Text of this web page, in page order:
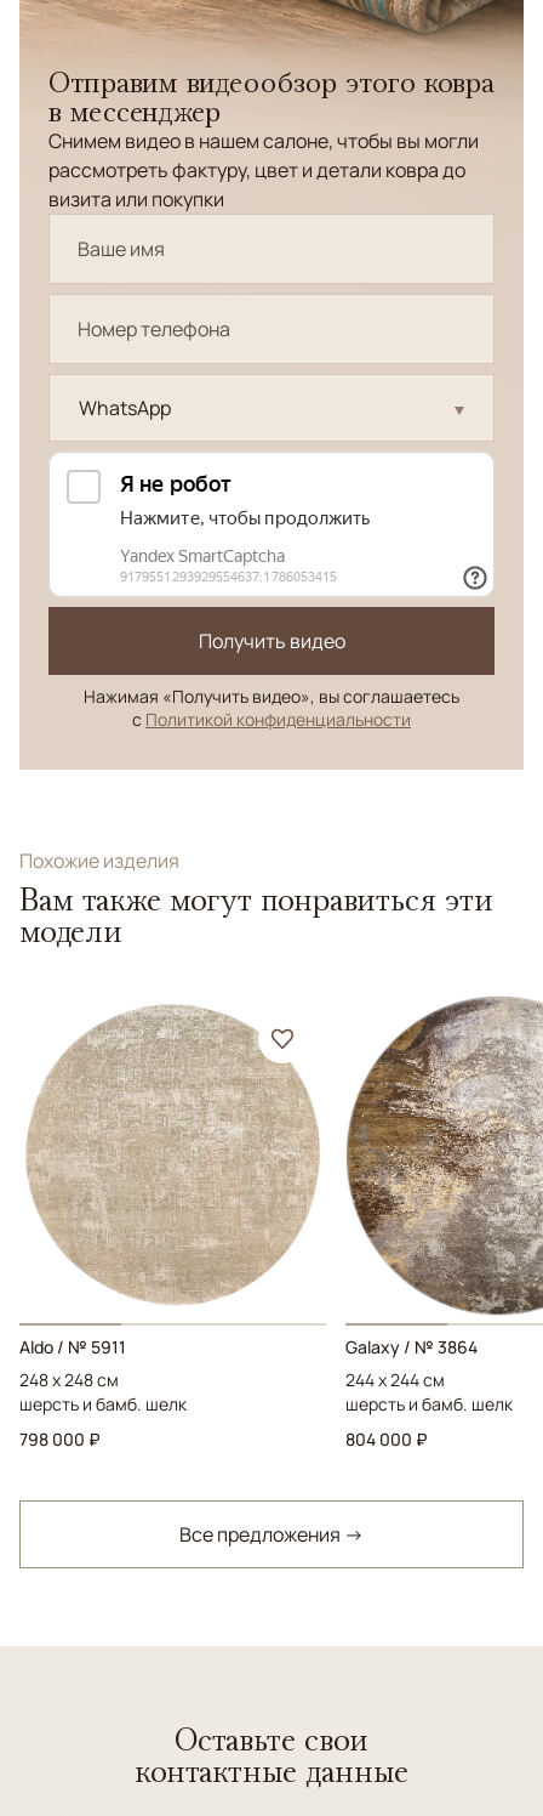
Отправим видеообзор этого ковра
в мессенджер
Снимем видео в нашем салоне, чтобы вы могли
рассмотреть фактуру, цвет и детали ковра до
визита или покупки
WhatsApp
Получить видео
Нажимая «Получить видео», вы соглашаетесь
с Политикой конфиденциальности
Похожие изделия
Вам также могут понравиться эти
модели
Aldo / № 5911
248 x 248 см
шерсть и бамб. шелк
798 000 ₽
Galaxy / № 3864
244 x 244 см
шерсть и бамб. шелк
804 000 ₽
Все предложения →
Оставьте свои
контактные данные